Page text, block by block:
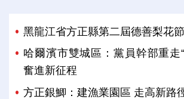
黑龍江省方正縣第二屆德善梨花
哈爾濱市雙城區：黨員幹部重走
奮進新征程
方正銀鯽：建漁業園區 走高新路